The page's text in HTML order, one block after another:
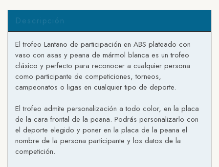
Descripción
El trofeo Lantano de participación en ABS plateado con
vaso con asas y peana de mármol blanca es un trofeo
clásico y perfecto para reconocer a cualquier persona
como participante de competiciones, torneos,
campeonatos o ligas en cualquier tipo de deporte.
El trofeo admite personalización a todo color, en la placa
de la cara frontal de la peana. Podrás personalizarlo con
el deporte elegido y poner en la placa de la peana el
nombre de la persona participante y los datos de la
competición.